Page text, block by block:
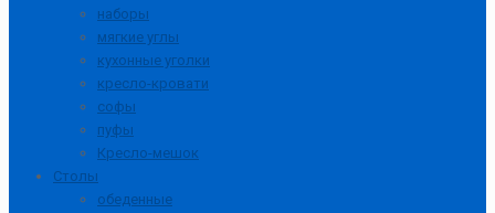
наборы
мягкие углы
кухонные уголки
кресло-кровати
софы
пуфы
Кресло-мешок
Столы
обеденные